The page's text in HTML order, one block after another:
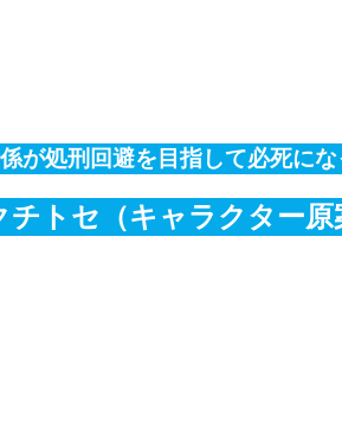
処刑回避を目指して必死に
チトセ（キャラクター原